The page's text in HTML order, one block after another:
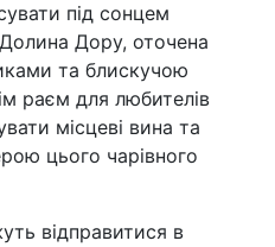
під сонцем
Долина Дору, оточена
та блискучою
раєм для любителів
місцеві вина та
цього чарівного
відправитися в